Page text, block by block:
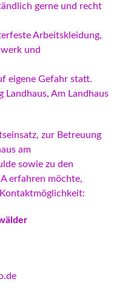
gerne und recht
Arbeitskleidung,
und
eigene Gefahr statt.
Landhaus, Am Landhaus
zur Betreuung
am
sowie zu den
erfahren möchte,